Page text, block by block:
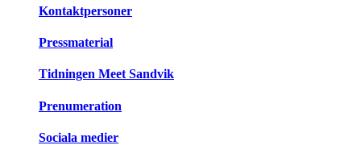
Kontaktpersoner
Pressmaterial
Tidningen Meet Sandvik
Prenumeration
Sociala medier